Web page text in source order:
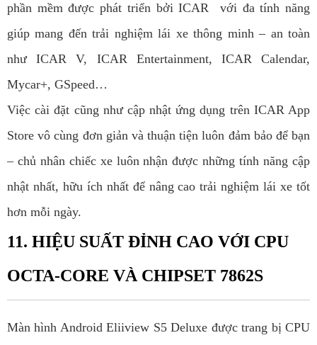
phần mềm được phát triển bởi ICAR với đa tính năng
giúp mang đến trải nghiệm lái xe thông minh – an toàn
như ICAR V, ICAR Entertainment, ICAR Calendar,
Mycar+, GSpeed…
Việc cài đặt cũng như cập nhật ứng dụng trên ICAR App
Store vô cùng đơn giản và thuận tiện luôn đảm bảo để bạn
– chủ nhân chiếc xe luôn nhận được những tính năng cập
nhật nhất, hữu ích nhất để nâng cao trải nghiệm lái xe tốt
hơn mỗi ngày.
11. HIỆU SUẤT ĐỈNH CAO VỚI CPU
OCTA-CORE VÀ CHIPSET 7862S
Màn hình Android Eliiview S5 Deluxe được trang bị CPU